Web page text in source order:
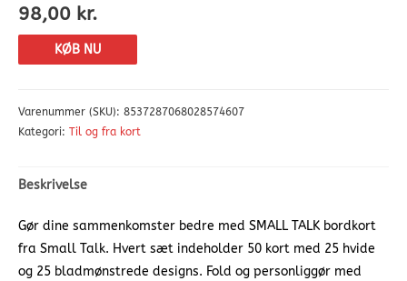
98,00 kr.
KØB NU
Varenummer (SKU): 8537287068028574607
Kategori: Til og fra kort
Beskrivelse
Gør dine sammenkomster bedre med SMALL TALK bordkort
fra Small Talk. Hvert sæt indeholder 50 kort med 25 hvide
og 25 bladmønstrede designs. Fold og personliggør med